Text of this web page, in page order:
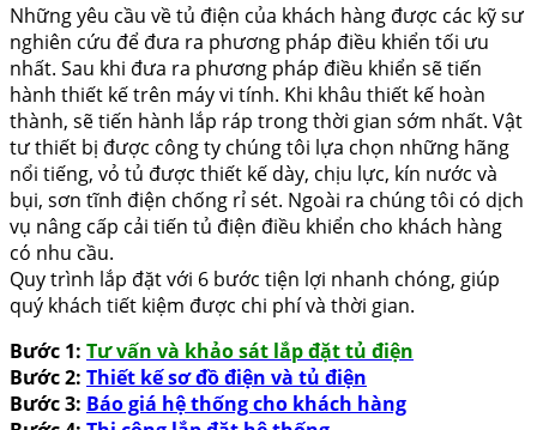
Những yêu cầu về tủ điện của khách hàng được các kỹ sư
nghiên cứu để đưa ra phương pháp điều khiển tối ưu
nhất. Sau khi đưa ra phương pháp điều khiển sẽ tiến
hành thiết kế trên máy vi tính. Khi khâu thiết kế hoàn
thành, sẽ tiến hành lắp ráp trong thời gian sớm nhất. Vật
tư thiết bị được công ty chúng tôi lựa chọn những hãng
nổi tiếng, vỏ tủ được thiết kế dày, chịu lực, kín nước và
bụi, sơn tĩnh điện chống rỉ sét. Ngoài ra chúng tôi có dịch
vụ nâng cấp cải tiến tủ điện điều khiển cho khách hàng
có nhu cầu.
Quy trình lắp đặt với 6 bước tiện lợi nhanh chóng, giúp
quý khách tiết kiệm được chi phí và thời gian.
Bước 1: Tư vấn và khảo sát lắp đặt tủ điện
Bước 2: Thiết kế sơ đồ điện và tủ điện
Bước 3: Báo giá hệ thống cho khách hàng